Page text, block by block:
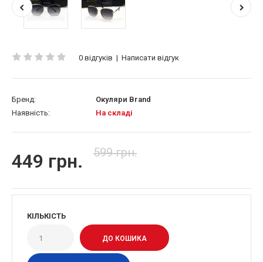
0 відгуків | Написати відгук
Бренд:
Окуляри Brand
Наявність:
На складі
449 грн. 599 грн.
КІЛЬКІСТЬ